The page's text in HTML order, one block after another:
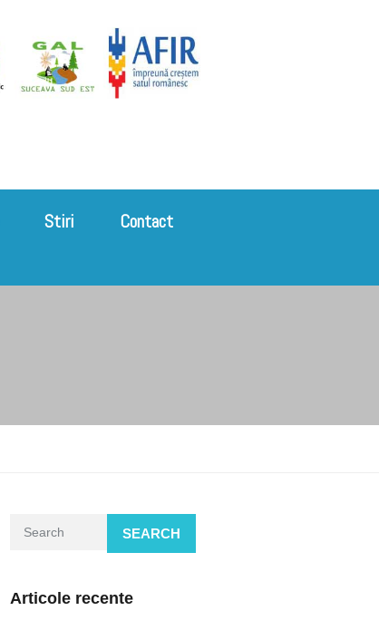
Stiri Contact
SEARCH
Articole recente